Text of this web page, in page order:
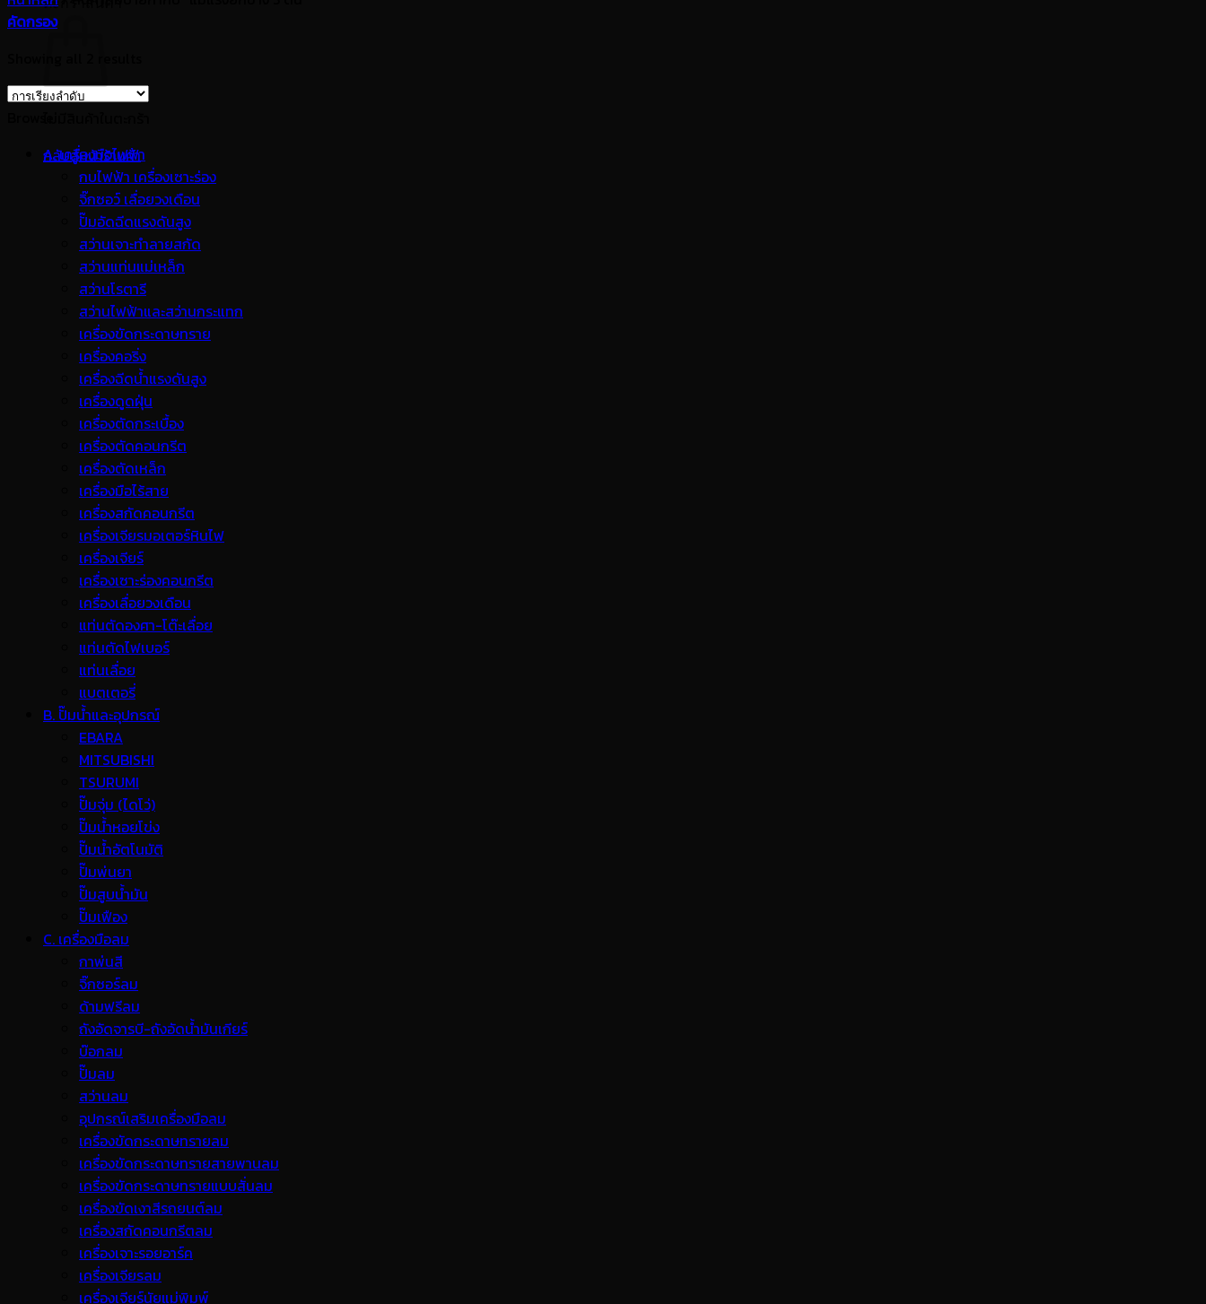
กลับสู่หน้าร้านค้า
คัดกรอง
A. เครื่องมือไฟฟ้า
กบไฟฟ้า เครื่องเซาะร่อง
จิ๊กซอว์ เลื่อยวงเดือน
ปั๊มอัดฉีดแรงดันสูง
สว่านเจาะทำลายสกัด
สว่านแท่นแม่เหล็ก
สว่านโรตารี
สว่านไฟฟ้าและสว่านกระแทก
เครื่องขัดกระดาษทราย
เครื่องคอริ่ง
เครื่องฉีดน้ำแรงดันสูง
เครื่องดูดฝุ่น
เครื่องตัดกระเบื้อง
เครื่องตัดคอนกรีต
เครื่องตัดเหล็ก
เครื่องมือไร้สาย
เครื่องสกัดคอนกรีต
เครื่องเจียรมอเตอร์หินไฟ
เครื่องเจียร์
เครื่องเซาะร่องคอนกรีต
เครื่องเลื่อยวงเดือน
แท่นตัดองศา-โต๊ะเลื่อย
แท่นตัดไฟเบอร์
แท่นเลื่อย
แบตเตอรี่
B. ปั๊มน้ำและอุปกรณ์
EBARA
MITSUBISHI
TSURUMI
ปั๊มจุ่ม (ไดโว่)
ปั๊มน้ำหอยโข่ง
ปั๊มน้ำอัตโนมัติ
ปั๊มพ่นยา
ปั๊มสูบน้ำมัน
ปั๊มเฟือง
C. เครื่องมือลม
กาพ่นสี
จิ๊กซอร์ลม
ด้ามฟรีลม
ถังอัดจารบี-ถังอัดน้ำมันเกียร์
บ๊อกลม
ปั๊มลม
สว่านลม
อุปกรณ์เสริมเครื่องมือลม
เครื่องขัดกระดาษทรายลม
เครื่องขัดกระดาษทรายสายพานลม
เครื่องขัดกระดาษทรายแบบสั่นลม
เครื่องขัดเงาสีรถยนต์ลม
เครื่องสกัดคอนกรีตลม
เครื่องเจาะรอยอาร์ค
เครื่องเจียรลม
เครื่องเจียร์นัยแม่พิมพ์